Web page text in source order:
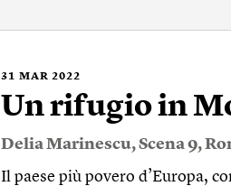
31 MAR 2022
Un rifugio in
Delia Marinescu,Scena 9,
Il paese più povero d’Europa,